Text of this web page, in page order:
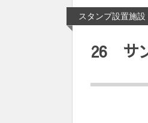
スタンプ設置施設
26 サ